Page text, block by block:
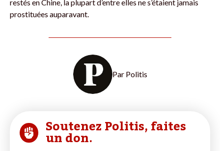
restés en Chine, la plupart d’entre elles ne s’étaient jamais
prostituées auparavant.
Par Politis
Soutenez Politis, faites
un don.